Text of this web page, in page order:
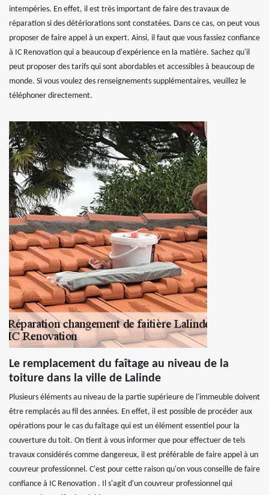
intempéries. En effet, il est très important de faire des travaux de
réparation si des détériorations sont constatées. Dans ce cas, on peut vous
proposer de faire appel à un expert. Ainsi, il faut que vous fassiez confiance
à IC Renovation qui a beaucoup d'expérience en la matière. Sachez qu'il
peut proposer des tarifs qui sont abordables et accessibles à beaucoup de
monde. Si vous voulez des renseignements supplémentaires, veuillez le
téléphoner directement.
Le remplacement du faîtage au niveau de la
toiture dans la ville de Lalinde
Plusieurs éléments au niveau de la partie supérieure de l'immeuble doivent
être remplacés au fil des années. En effet, il est possible de procéder aux
opérations pour le cas du faîtage qui est un élément essentiel pour la
couverture du toit. On tient à vous informer que pour effectuer de tels
travaux considérés comme dangereux, il est préférable de faire appel à un
couvreur professionnel. C'est pour cette raison qu'on vous conseille de faire
confiance à IC Renovation . Il s'agit d'un couvreur professionnel qui